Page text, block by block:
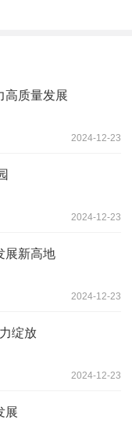
高质量发展
2024-12-23
2024-12-23
展新高地
2024-12-23
绽放
2024-12-23
展